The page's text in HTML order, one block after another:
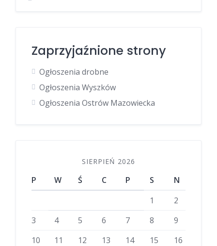
Zaprzyjaźnione strony
Ogłoszenia drobne
Ogłoszenia Wyszków
Ogłoszenia Ostrów Mazowiecka
SIERPIEŃ 2026
P W Ś C P S
N
1
2
3
4 5 6 7 8
9
10
11 12 13 14 15
16